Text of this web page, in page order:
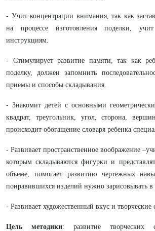
- Учит концентрации внимания, так как
на процессе изготовления поделки,
инструкциям.
- Стимулирует развитие памяти, так как
поделку, должен запомнить
приемы и способы складывания.
- Знакомит детей с основными
квадрат, треугольник, угол, сторона,
происходит обогащение словаря ребенка
- Развивает пространственное воображение
которым складываются фигурки и
объеме, помогает развитию чертежных
понравившихся изделий нужно зарисовывать в
- Развивает художественный вкус и творческие
Цель методики: развитие творческих